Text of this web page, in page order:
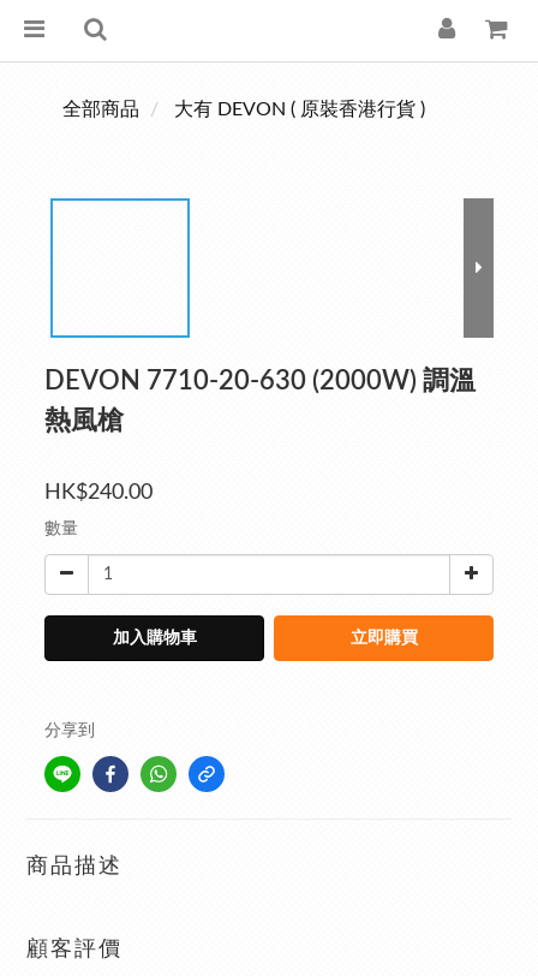
全部商品 大有 DEVON ( 原裝香港行貨 )
DEVON 7710-20-630 (2000W) 調溫
熱風槍
HK$240.00
數量
加入購物車 立即購買
分享到
商品描述
顧客評價